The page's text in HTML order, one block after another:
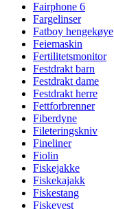
Fairphone 6
Fargelinser
Fatboy hengekøye
Feiemaskin
Fertilitetsmonitor
Festdrakt barn
Festdrakt dame
Festdrakt herre
Fettforbrenner
Fiberdyne
Fileteringskniv
Fineliner
Fiolin
Fiskejakke
Fiskekajakk
Fiskestang
Fiskevest